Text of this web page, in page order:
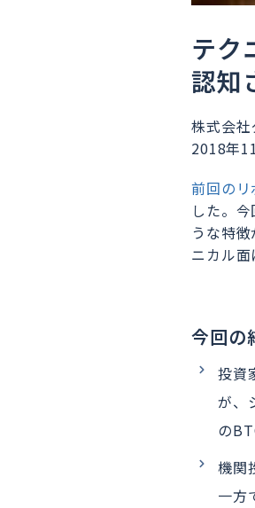
テク
認知
株式会
2018年
前回のリ
した。
うな特
ニカル面
今回の
投資
が、
の
機関
一方